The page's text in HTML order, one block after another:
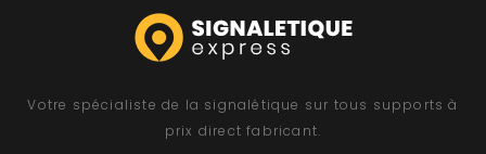
Votre spécialiste de la signalétique sur tous supports à
prix direct fabricant.